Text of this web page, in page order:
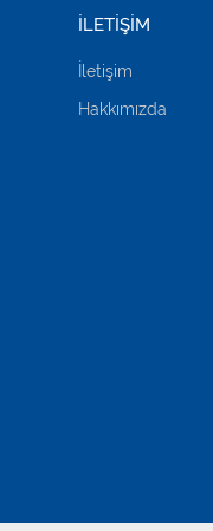
İLETİŞİM
İletişim
Hakkımızda